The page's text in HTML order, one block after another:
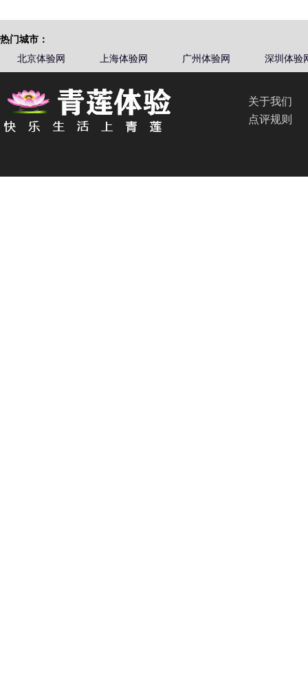
热门城市：
北京体验网
上海体验网 广州体验网 深圳体验
关于我们
点评规则